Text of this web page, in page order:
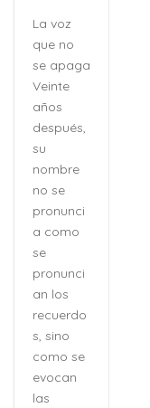
La voz
que no
se apaga
Veinte
años
después,
su
nombre
no se
pronunci
a como
se
pronunci
an los
recuerdo
s, sino
como se
evocan
las